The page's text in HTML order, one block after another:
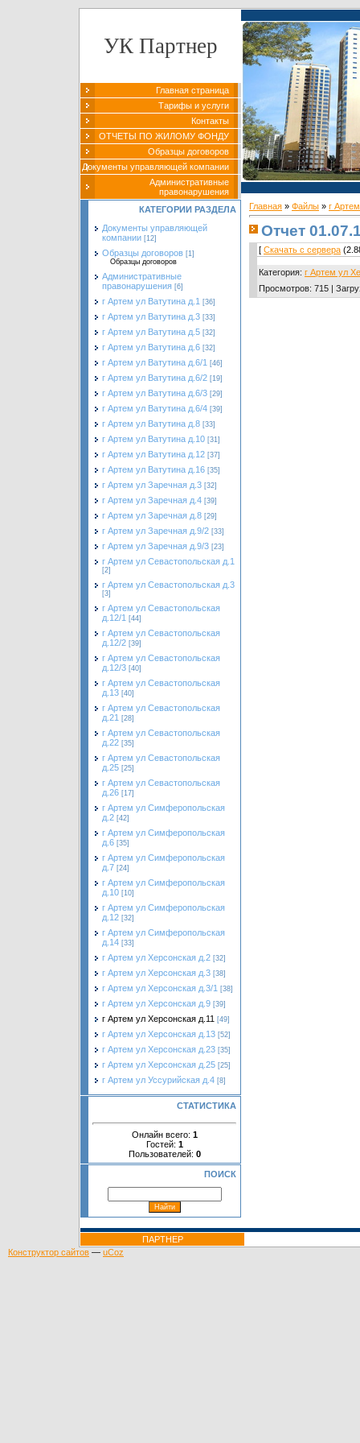
УК Партнер
Главная страница
Тарифы и услуги
Контакты
ОТЧЕТЫ ПО ЖИЛОМУ ФОНДУ
Образцы договоров
Документы управляющей компании
Административные
правонарушения
КАТЕГОРИИ РАЗДЕЛА
Документы управляющей
компании [12]
Образцы договоров [1]
Образцы договоров
Административные
правонарушения [6]
г Артем ул Ватутина д.1 [36]
г Артем ул Ватутина д.3 [33]
г Артем ул Ватутина д.5 [32]
г Артем ул Ватутина д.6 [32]
г Артем ул Ватутина д.6/1 [46]
г Артем ул Ватутина д.6/2 [19]
г Артем ул Ватутина д.6/3 [29]
г Артем ул Ватутина д.6/4 [39]
г Артем ул Ватутина д.8 [33]
г Артем ул Ватутина д.10 [31]
г Артем ул Ватутина д.12 [37]
г Артем ул Ватутина д.16 [35]
г Артем ул Заречная д.3 [32]
г Артем ул Заречная д.4 [39]
г Артем ул Заречная д.8 [29]
г Артем ул Заречная д.9/2 [33]
г Артем ул Заречная д.9/3 [23]
г Артем ул Севастопольская д.1
[2]
г Артем ул Севастопольская д.3
[3]
г Артем ул Севастопольская
д.12/1 [44]
г Артем ул Севастопольская
д.12/2 [39]
г Артем ул Севастопольская
д.12/3 [40]
г Артем ул Севастопольская
д.13 [40]
г Артем ул Севастопольская
д.21 [28]
г Артем ул Севастопольская
д.22 [35]
г Артем ул Севастопольская
д.25 [25]
г Артем ул Севастопольская
д.26 [17]
г Артем ул Симферопольская
д.2 [42]
г Артем ул Симферопольская
д.6 [35]
г Артем ул Симферопольская
д.7 [24]
г Артем ул Симферопольская
д.10 [10]
г Артем ул Симферопольская
д.12 [32]
г Артем ул Симферопольская
д.14 [33]
г Артем ул Херсонская д.2 [32]
г Артем ул Херсонская д.3 [38]
г Артем ул Херсонская д.3/1 [38]
г Артем ул Херсонская д.9 [39]
г Артем ул Херсонская д.11 [49]
г Артем ул Херсонская д.13 [52]
г Артем ул Херсонская д.23 [35]
г Артем ул Херсонская д.25 [25]
г Артем ул Уссурийская д.4 [8]
СТАТИСТИКА
Онлайн всего: 1
Гостей: 1
Пользователей: 0
ПОИСК
Главная » Файлы » г
Отчет
[ Скачать с сервера
Категория: г Артем ул
Просмотров: 715 |
ПАРТНЕР
Конструктор сайтов — uCoz